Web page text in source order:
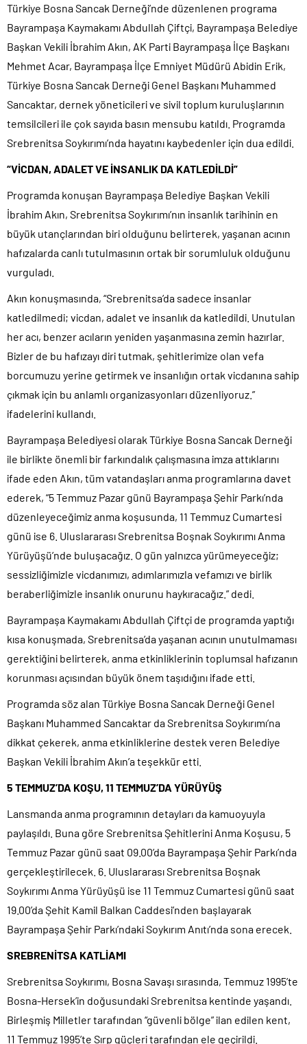
Türkiye Bosna Sancak Derneği’nde düzenlenen programa
Bayrampaşa Kaymakamı Abdullah Çiftçi, Bayrampaşa Belediye
Başkan Vekili İbrahim Akın, AK Parti Bayrampaşa İlçe Başkanı
Mehmet Acar, Bayrampaşa İlçe Emniyet Müdürü Abidin Erik,
Türkiye Bosna Sancak Derneği Genel Başkanı Muhammed
Sancaktar, dernek yöneticileri ve sivil toplum kuruluşlarının
temsilcileri ile çok sayıda basın mensubu katıldı. Programda
Srebrenitsa Soykırımı’nda hayatını kaybedenler için dua edildi.
“VİCDAN, ADALET VE İNSANLIK DA KATLEDİLDİ”
Programda konuşan Bayrampaşa Belediye Başkan Vekili
İbrahim Akın, Srebrenitsa Soykırımı’nın insanlık tarihinin en
büyük utançlarından biri olduğunu belirterek, yaşanan acının
hafızalarda canlı tutulmasının ortak bir sorumluluk olduğunu
vurguladı.
Akın konuşmasında, “Srebrenitsa’da sadece insanlar
katledilmedi; vicdan, adalet ve insanlık da katledildi. Unutulan
her acı, benzer acıların yeniden yaşanmasına zemin hazırlar.
Bizler de bu hafızayı diri tutmak, şehitlerimize olan vefa
borcumuzu yerine getirmek ve insanlığın ortak vicdanına sahip
çıkmak için bu anlamlı organizasyonları düzenliyoruz.”
ifadelerini kullandı.
Bayrampaşa Belediyesi olarak Türkiye Bosna Sancak Derneği
ile birlikte önemli bir farkındalık çalışmasına imza attıklarını
ifade eden Akın, tüm vatandaşları anma programlarına davet
ederek, “5 Temmuz Pazar günü Bayrampaşa Şehir Parkı’nda
düzenleyeceğimiz anma koşusunda, 11 Temmuz Cumartesi
günü ise 6. Uluslararası Srebrenitsa Boşnak Soykırımı Anma
Yürüyüşü’nde buluşacağız. O gün yalnızca yürümeyeceğiz;
sessizliğimizle vicdanımızı, adımlarımızla vefamızı ve birlik
beraberliğimizle insanlık onurunu haykıracağız.” dedi.
Bayrampaşa Kaymakamı Abdullah Çiftçi de programda yaptığı
kısa konuşmada, Srebrenitsa’da yaşanan acının unutulmaması
gerektiğini belirterek, anma etkinliklerinin toplumsal hafızanın
korunması açısından büyük önem taşıdığını ifade etti.
Programda söz alan Türkiye Bosna Sancak Derneği Genel
Başkanı Muhammed Sancaktar da Srebrenitsa Soykırımı’na
dikkat çekerek, anma etkinliklerine destek veren Belediye
Başkan Vekili İbrahim Akın’a teşekkür etti.
5 TEMMUZ’DA KOŞU, 11 TEMMUZ’DA YÜRÜYÜŞ
Lansmanda anma programının detayları da kamuoyuyla
paylaşıldı. Buna göre Srebrenitsa Şehitlerini Anma Koşusu, 5
Temmuz Pazar günü saat 09.00’da Bayrampaşa Şehir Parkı’nda
gerçekleştirilecek. 6. Uluslararası Srebrenitsa Boşnak
Soykırımı Anma Yürüyüşü ise 11 Temmuz Cumartesi günü saat
19.00’da Şehit Kamil Balkan Caddesi’nden başlayarak
Bayrampaşa Şehir Parkı’ndaki Soykırım Anıtı’nda sona erecek.
SREBRENİTSA KATLİAMI
Srebrenitsa Soykırımı, Bosna Savaşı sırasında, Temmuz 1995’te
Bosna-Hersek’in doğusundaki Srebrenitsa kentinde yaşandı.
Birleşmiş Milletler tarafından “güvenli bölge” ilan edilen kent,
11 Temmuz 1995’te Sırp güçleri tarafından ele geçirildi.